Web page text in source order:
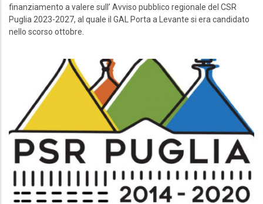
finanziamento a valere sull’ Avviso pubblico regionale del CSR
Puglia 2023-2027, al quale il GAL Porta a Levante si era candidato
nello scorso ottobre.